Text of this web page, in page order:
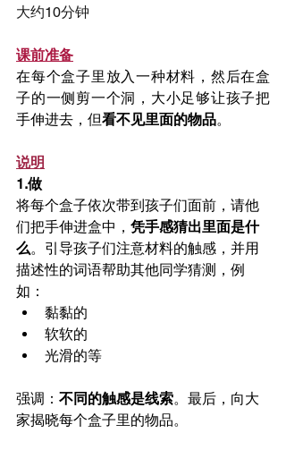
大约10分钟
课前准备
在每个盒子里放入一种材料，然后在盒
子的一侧剪一个洞，大小足够让孩子把
手伸进去，但看不见里面的物品。
说明
1.做
将每个盒子依次带到孩子们面前，请他
们把手伸进盒中， 凭手感猜出里面是什
么。引导孩子们注意材料的触感，并用
描述性的词语帮助其他同学猜测，例
如：
黏黏的
软软的
光滑的等
强调： 不同的触感是线索。最后，向大
家揭晓每个盒子里的物品。